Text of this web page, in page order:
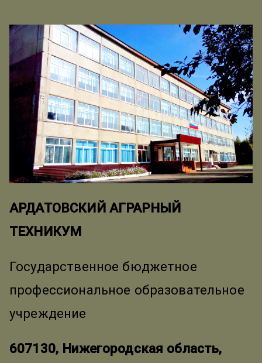
АРДАТОВСКИЙ АГРАРНЫЙ
ТЕХНИКУМ
Государственное бюджетное
профессиональное образовательное
учреждение
607130, Нижегородская область,